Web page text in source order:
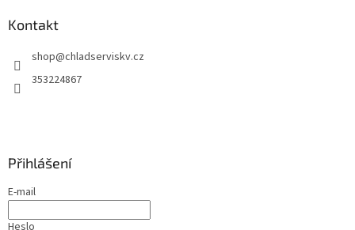
Kontakt
shop@chladserviskv.cz
353224867
Přihlášení
E-mail